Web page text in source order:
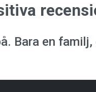
Bara en